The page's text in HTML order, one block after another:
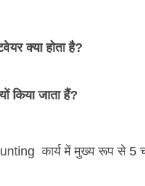
क्या होता है?
किया जाता हैं?
कार्य में मुख्य रूप से 5